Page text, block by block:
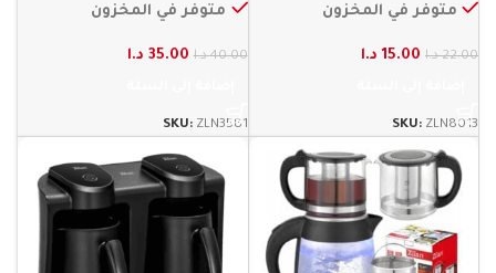
متوفر في المخزون
22.00 د.ا 15.00 د.ا
SKU: ZLN8013
متوفر في المخزون
40.00 د.ا 35.00 د.ا
SKU: ZLN3581